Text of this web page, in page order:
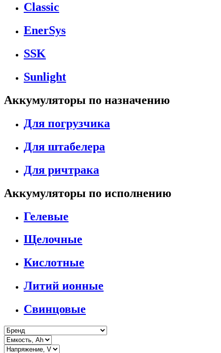
Classic
EnerSys
SSK
Sunlight
Аккумуляторы по назначению
Для погрузчика
Для штабелера
Для ричтрака
Аккумуляторы по исполнению
Гелевые
Щелочные
Кислотные
Литий ионные
Свинцовые